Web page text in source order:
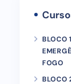
BLOCO
FOGO
BLOCO